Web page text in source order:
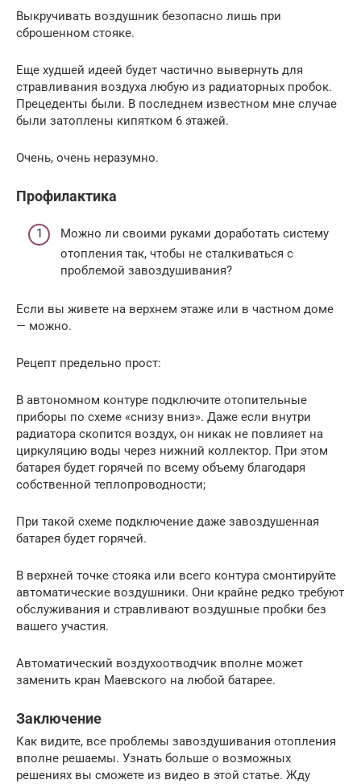
Выкручивать воздушник безопасно лишь при
сброшенном стояке.
Еще худшей идеей будет частично вывернуть для
стравливания воздуха любую из радиаторных пробок.
Прецеденты были. В последнем известном мне случае
были затоплены кипятком 6 этажей.
Очень, очень неразумно.
Профилактика
Можно ли своими руками доработать систему
отопления так, чтобы не сталкиваться с
проблемой завоздушивания?
Если вы живете на верхнем этаже или в частном доме
— можно.
Рецепт предельно прост:
В автономном контуре подключите отопительные
приборы по схеме «снизу вниз». Даже если внутри
радиатора скопится воздух, он никак не повлияет на
циркуляцию воды через нижний коллектор. При этом
батарея будет горячей по всему объему благодаря
собственной теплопроводности;
При такой схеме подключение даже завоздушенная
батарея будет горячей.
В верхней точке стояка или всего контура смонтируйте
автоматические воздушники. Они крайне редко требуют
обслуживания и стравливают воздушные пробки без
вашего участия.
Автоматический воздухоотводчик вполне может
заменить кран Маевского на любой батарее.
Заключение
Как видите, все проблемы завоздушивания отопления
вполне решаемы. Узнать больше о возможных
решениях вы сможете из видео в этой статье. Жду